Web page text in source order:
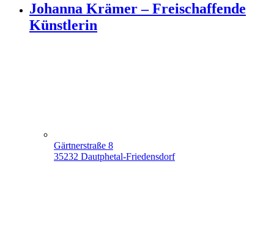
Johanna Krämer – Freischaffende
Künstlerin
Gärtnerstraße 8
35232 Dautphetal-Friedensdorf